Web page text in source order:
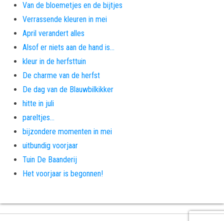
Van de bloemetjes en de bijtjes
Verrassende kleuren in mei
April verandert alles
Alsof er niets aan de hand is…
kleur in de herfsttuin
De charme van de herfst
De dag van de Blauwbilkikker
hitte in juli
pareltjes…
bijzondere momenten in mei
uitbundig voorjaar
Tuin De Baanderij
Het voorjaar is begonnen!